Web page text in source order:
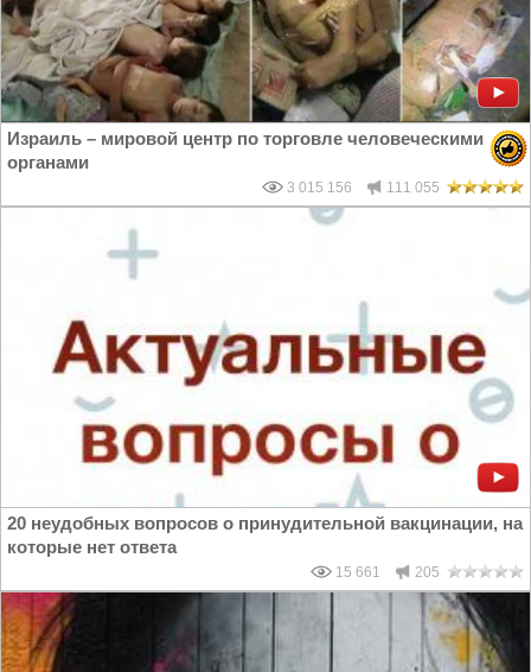
Израиль – мировой центр по торговле человеческими
органами
3 015 156 111 055
20 неудобных вопросов о принудительной вакцинации, на
которые нет ответа
15 661 205